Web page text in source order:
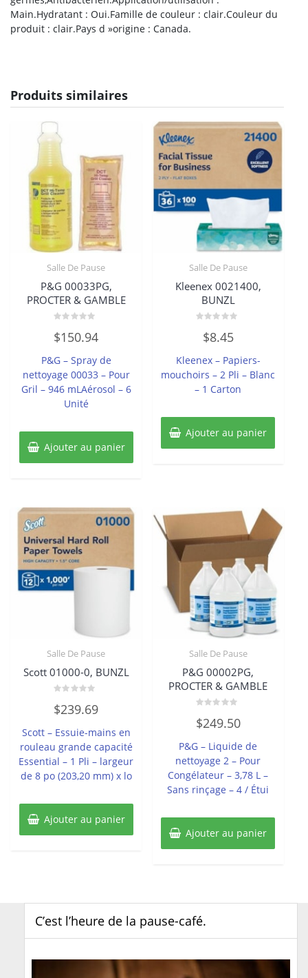
Main.Hydratant : Oui.Famille de couleur : clair.Couleur du
produit : clair.Pays d »origine : Canada.
Produits similaires
Salle De Pause
P&G 00033PG,
PROCTER & GAMBLE
0
sur
$150.94
P&G – Spray de
nettoyage 00033 – Pour
Gril – 946 mLAérosol – 6
Unité
Ajouter au panier
Salle De Pause
Kleenex 0021400,
BUNZL
sur
$8.45
Kleenex – Papiers-
mouchoirs – 2 Pli – Blanc
– 1 Carton
Ajouter au panier
Salle De Pause
Scott 01000-0, BUNZL
0
sur
$239.69
Scott – Essuie-mains en
rouleau grande capacité
Essential – 1 Pli – largeur
de 8 po (203,20 mm) x lo
Ajouter au panier
Salle De Pause
P&G 00002PG,
PROCTER & GAMBLE
0
sur
$249.50
P&G – Liquide de
nettoyage 2 – Pour
Congélateur – 3,78 L –
Sans rinçage – 4 / Étui
Ajouter au panier
C’est l’heure de la pause-café.